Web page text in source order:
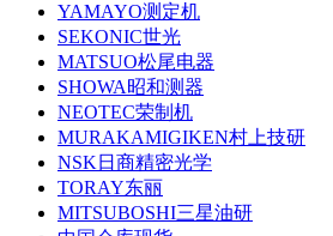
YAMAYO测定机
SEKONIC世光
MATSUO松尾电器
SHOWA昭和测器
NEOTEC荣制机
MURAKAMIGIKEN村上技研
NSK日商精密光学
TORAY东丽
MITSUBOSHI三星油研